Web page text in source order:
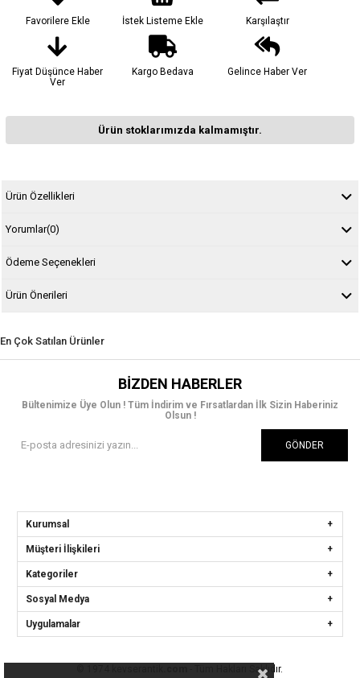
Favorilere Ekle İstek Listeme Ekle Karşılaştır
Fiyat Düşünce Haber
Ver
Kargo Bedava Gelince Haber Ver
Ürün stoklarımızda kalmamıştır.
Ürün Özellikleri
Yorumlar(0)
Ödeme Seçenekleri
Ürün Önerileri
En Çok Satılan Ürünler
BIZDEN HABERLER
Bültenimize Üye Olun ! Tüm İndirim ve Fırsatlardan İlk Sizin Haberiniz
Olsun !
GÖNDER
Kurumsal
Müşteri İlişkileri
Kategoriler
Sosyal Medya
Uygulamalar
- Tüm Hakları Saklıdır.